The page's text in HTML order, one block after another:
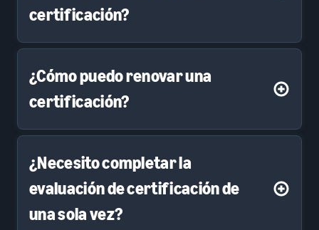
certificación?
¿Cómo puedo renovar una
certificación?
¿Necesito completar la
evaluación de certificación de
una sola vez?